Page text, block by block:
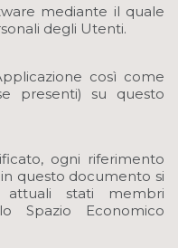
mediante il quale
degli Utenti.
così come
presenti) su questo
ogni riferimento
questo documento si
stati membri
Spazio Economico